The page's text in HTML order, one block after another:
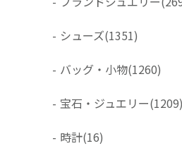
- シューズ(1351)
- バッグ・小物(1260)
- 宝石・ジュエリー(1209)
- 時計(16)